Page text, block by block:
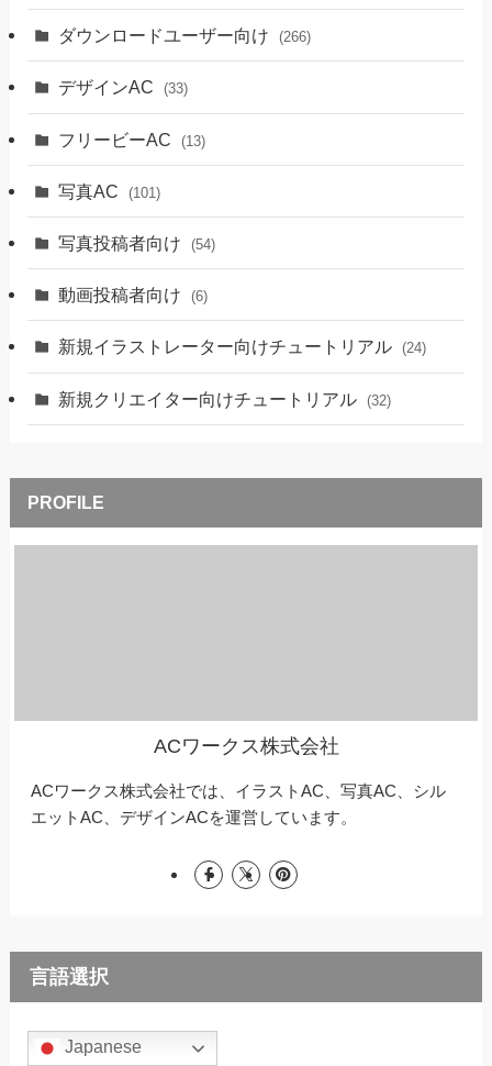
ダウンロードユーザー向け (266)
デザインAC (33)
フリービーAC (13)
写真AC (101)
写真投稿者向け (54)
動画投稿者向け (6)
新規イラストレーター向けチュートリアル (24)
新規クリエイター向けチュートリアル (32)
ACワークス株式会社
ACワークス株式会社では、イラストAC、写真AC、シル
エットAC、デザインACを運営しています。
言語選択
Japanese